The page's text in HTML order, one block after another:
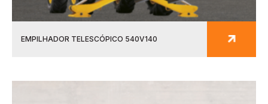
EMPILHADOR TELESCÓPICO 540V140